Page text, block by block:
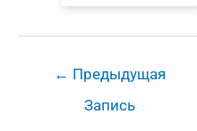
Навигация
← Предыдущая
Запись